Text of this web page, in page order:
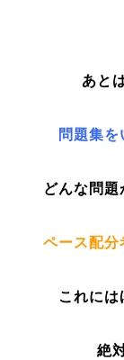
あと
問題集を
どんな問題
ペース配分
これには
絶